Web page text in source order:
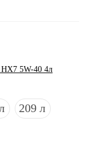
5W-40 4л
209 л